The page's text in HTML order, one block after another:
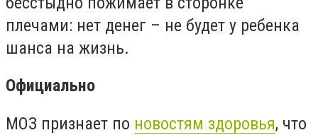
плечами: нет денег – не будет у ребенка
шанса на жизнь.
Официально
МОЗ признает по новостям здоровья, что